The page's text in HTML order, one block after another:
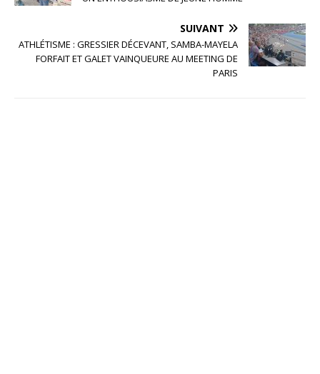
SUIVANT
ATHLÉTISME : GRESSIER DÉCEVANT, SAMBA-MAYELA
FORFAIT ET GALET VAINQUEURE AU MEETING DE
PARIS